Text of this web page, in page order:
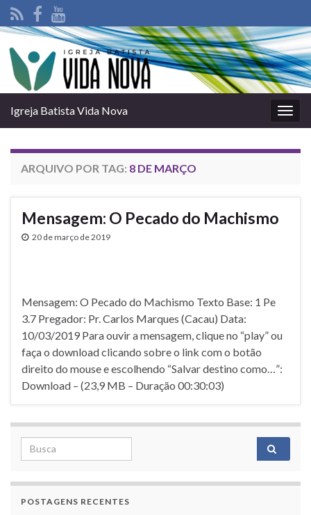
Igreja Batista Vida Nova
ARQUIVO POR TAG: 8 DE MARÇO
Mensagem: O Pecado do Machismo
20 de março de 2019
Mensagem: O Pecado do Machismo Texto Base: 1 Pe
3.7 Pregador: Pr. Carlos Marques (Cacau) Data:
10/03/2019 Para ouvir a mensagem, clique no “play” ou
faça o download clicando sobre o link com o botão
direito do mouse e escolhendo “Salvar destino como…”:
Download – (23,9 MB – Duração 00:30:03)
Search for:
POSTAGENS RECENTES